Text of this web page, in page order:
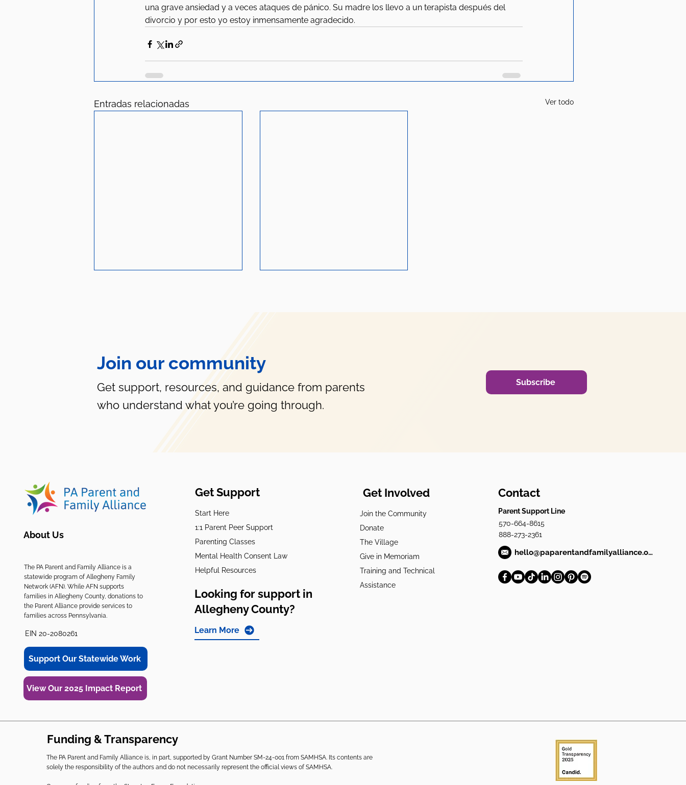
una grave ansiedad y a veces ataques de pánico. Su madre los llevo a un terapista después del
divorcio y por esto yo estoy inmensamente agradecido.
Entradas relacionadas Ver todo
Ser un “Papá” Para tu Hijo,
no Solo un “Padre”
TDAH que hubiera querido
haber buscado antes el
diagnóstico
Join our community
Get support, resources, and guidance from parents
who understand what you’re going through.
Subscribe
About Us
The PA Parent and Family Alliance is a
statewide program of Allegheny Family
Network (AFN). While AFN supports
families in Allegheny County, donations to
the Parent Alliance provide services to
families across Pennsylvania.
EIN 20-2080261
Support Our Statewide Work
View Our 2025 Impact Report
Get Support
Start Here
1:1 Parent Peer Support
Parenting Classes
Mental Health Consent Law
Helpful Resources
Looking for support in
Allegheny County?
Learn More
Get Involved
Join the Community
Donate
The Village
Give in Memoriam
Training and Technical
Assistance
Contact
Parent Support Line
570-664-8615
888-273-2361
hello@paparentandfamilyalliance.org
Funding & Transparency
The PA Parent and Family Alliance is, in part, supported by Grant Number SM-24-001 from SAMHSA. Its contents are
solely the responsibility of the authors and do not necessarily represent the official views of SAMHSA.